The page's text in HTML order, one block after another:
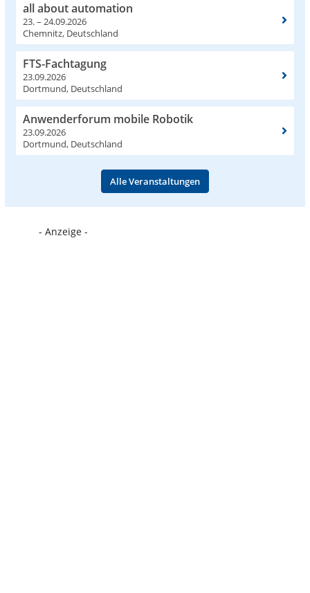
all about automation
23. – 24.09.2026
Chemnitz, Deutschland
FTS-Fachtagung
23.09.2026
Dortmund, Deutschland
Anwenderforum mobile Robotik
23.09.2026
Dortmund, Deutschland
Alle Veranstaltungen
- Anzeige -